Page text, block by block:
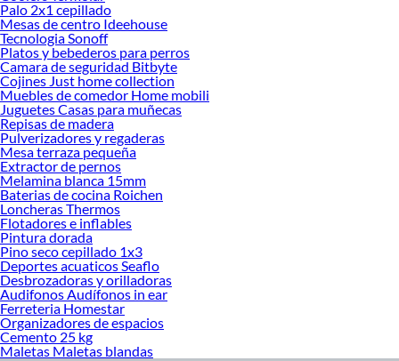
Palo 2x1 cepillado
Mesas de centro Ideehouse
Tecnologia Sonoff
Platos y bebederos para perros
Camara de seguridad Bitbyte
Cojines Just home collection
Muebles de comedor Home mobili
Juguetes Casas para muñecas
Repisas de madera
Pulverizadores y regaderas
Mesa terraza pequeña
Extractor de pernos
Melamina blanca 15mm
Baterias de cocina Roichen
Loncheras Thermos
Flotadores e inflables
Pintura dorada
Pino seco cepillado 1x3
Deportes acuaticos Seaflo
Desbrozadoras y orilladoras
Audifonos Audífonos in ear
Ferreteria Homestar
Organizadores de espacios
Cemento 25 kg
Maletas Maletas blandas